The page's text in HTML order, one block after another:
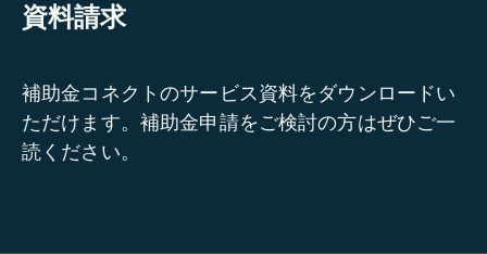
資料請求
補助金コネクトのサービス資料をダウンロードい
ただけます。補助金申請をご検討の方はぜひご一
読ください。